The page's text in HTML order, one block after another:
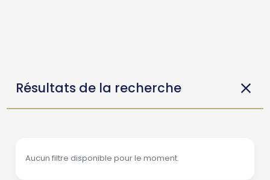
Résultats de la recherche
Aucun filtre disponible pour le moment.